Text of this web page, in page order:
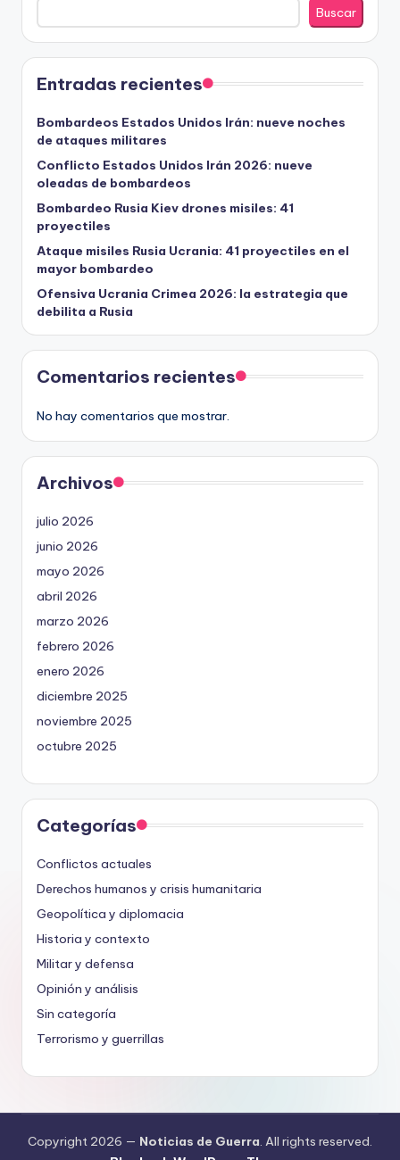
Buscar
Entradas recientes
Bombardeos Estados Unidos Irán: nueve noches
de ataques militares
Conflicto Estados Unidos Irán 2026: nueve
oleadas de bombardeos
Bombardeo Rusia Kiev drones misiles: 41
proyectiles
Ataque misiles Rusia Ucrania: 41 proyectiles en el
mayor bombardeo
Ofensiva Ucrania Crimea 2026: la estrategia que
debilita a Rusia
Comentarios recientes
No hay comentarios que mostrar.
Archivos
julio 2026
junio 2026
mayo 2026
abril 2026
marzo 2026
febrero 2026
enero 2026
diciembre 2025
noviembre 2025
octubre 2025
Categorías
Conflictos actuales
Derechos humanos y crisis humanitaria
Geopolítica y diplomacia
Historia y contexto
Militar y defensa
Opinión y análisis
Sin categoría
Terrorismo y guerrillas
Copyright 2026 — Noticias de Guerra. All rights reserved.